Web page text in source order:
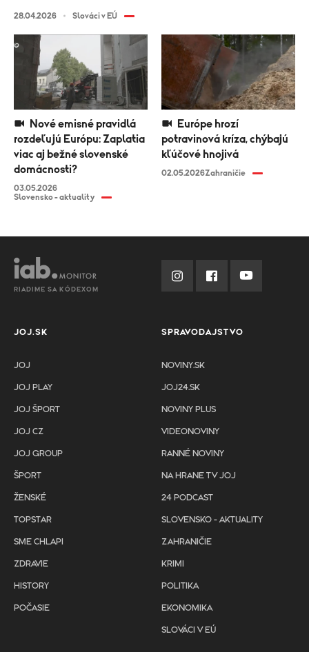
rozdeľujú Európu: Zaplatia
viac aj bežné slovenské
domácnosti?
03.05.2026
Slovensko - aktuality
potravinová kríza, chýbajú
kľúčové hnojivá
02.05.2026Zahraničie
28.04.2026 Slováci v EÚ
RIADIME SA KÓDEXOM
JOJ.SK
JOJ
JOJ PLAY
JOJ ŠPORT
JOJ CZ
JOJ GROUP
ŠPORT
ŽENSKÉ
TOPSTAR
SME CHLAPI
ZDRAVIE
HISTORY
POČASIE
SPRAVODAJSTVO
NOVINY.SK
JOJ24.SK
NOVINY PLUS
VIDEONOVINY
RANNÉ NOVINY
NA HRANE TV JOJ
24 PODCAST
SLOVENSKO - AKTUALITY
ZAHRANIČIE
KRIMI
POLITIKA
EKONOMIKA
SLOVÁCI V EÚ